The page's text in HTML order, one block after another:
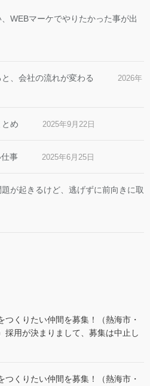
WEBマーケでやりたかった事が出
、会社の流れが変わる
2026年
め 2025年9月22日
事 2025年6月25日
が起きるけど、逃げずに前向きに取
つくりたい仲間を募集！（熱海市・
採用が決まりまして、募集は中止し
つくりたい仲間を募集！（熱海市・